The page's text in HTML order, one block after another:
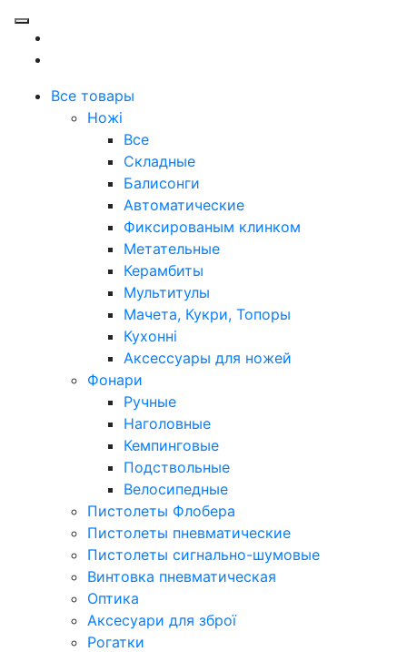
Все товары
Ножі
Все
Складные
Балисонги
Автоматические
Фиксированым клинком
Метательные
Керамбиты
Мультитулы
Мачета, Кукри, Топоры
Кухонні
Аксессуары для ножей
Фонари
Ручные
Наголовные
Кемпинговые
Подствольные
Велосипедные
Пистолеты Флобера
Пистолеты пневматические
Пистолеты сигнально-шумовые
Винтовка пневматическая
Оптика
Аксесуари для зброї
Рогатки